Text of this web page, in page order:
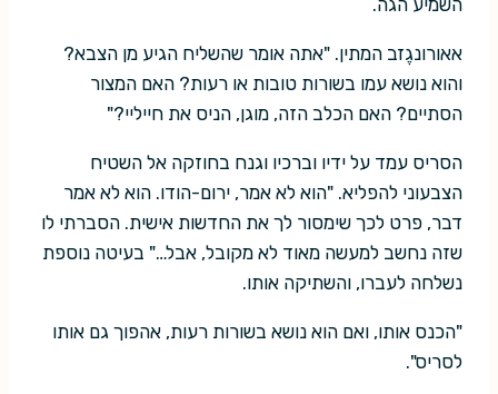
אאורונגֶזב המתין. "אתה אומר שהשליח הגיע מן הצבא?
והוא נושא עמו בשורות טובות או רעות? האם המצור
הסתיים? האם הכלב הזה, מוגן, הניס את חייליי?"
הסריס עמד על ידיו וברכיו וגנח בחוזקה אל השטיח
הצבעוני להפליא. "הוא לא אמר, ירום-הודו. הוא לא אמר
דבר, פרט לכך שימסור לך את החדשות אישית. הסברתי לו
שזה נחשב למעשה מאוד לא מקובל, אבל…" בעיטה נוספת
נשלחה לעברו, והשתיקה אותו.
"הכנס אותו, ואם הוא נושא בשורות רעות, אהפוך גם אותו
לסריס".